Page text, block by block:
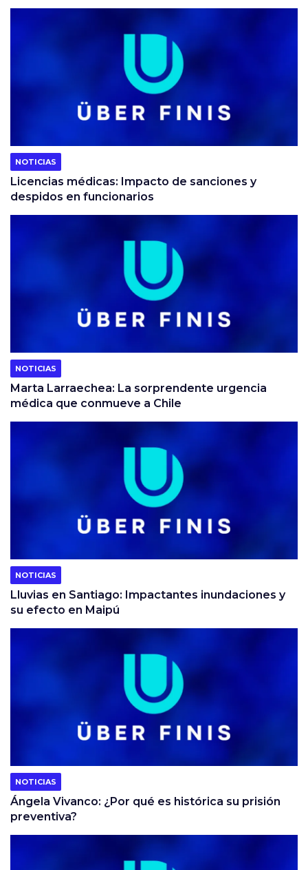
NOTICIAS
Licencias médicas: Impacto de sanciones y
despidos en funcionarios
NOTICIAS
Marta Larraechea: La sorprendente urgencia
médica que conmueve a Chile
NOTICIAS
Lluvias en Santiago: Impactantes inundaciones y
su efecto en Maipú
NOTICIAS
Ángela Vivanco: ¿Por qué es histórica su prisión
preventiva?